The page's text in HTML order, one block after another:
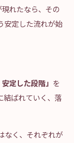
れたなら、その
安定した流れが始
定した段階」 を
結ばれていく、落
なく、それぞれが